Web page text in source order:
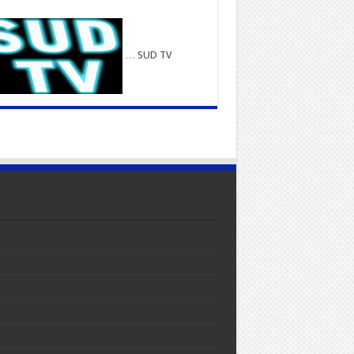
… SUD TV